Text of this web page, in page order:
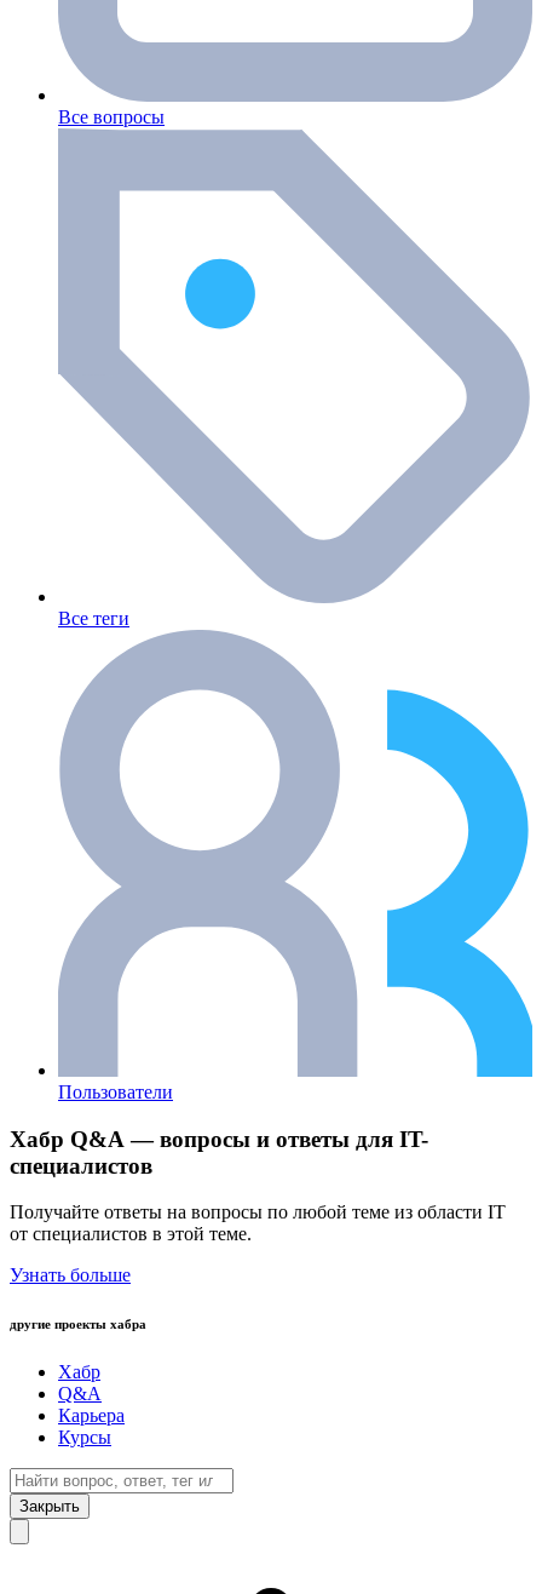
Все вопросы
Все теги
Пользователи
Хабр Q&A — вопросы и ответы для IT-
специалистов
Получайте ответы на вопросы по любой теме из области IT
от специалистов в этой теме.
Узнать больше
другие проекты хабра
Хабр
Q&A
Карьера
Курсы
Закрыть